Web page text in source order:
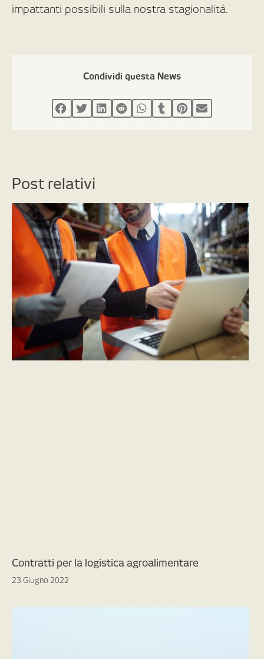
impattanti possibili sulla nostra stagionalità.
Condividi questa News
Post relativi
Contratti per la logistica agroalimentare
23 Giugno 2022